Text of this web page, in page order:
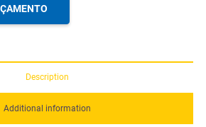
Description
Additional information